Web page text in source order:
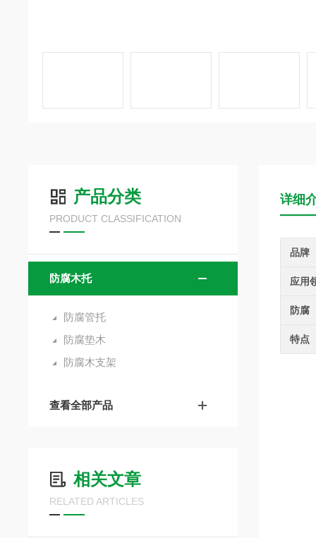
产品分类
PRODUCT CLASSIFICATION
防腐木托
防腐管托
防腐垫木
防腐木支架
查看全部产品
相关文章
RELATED ARTICLES
详细
品牌
应用
防腐
特点